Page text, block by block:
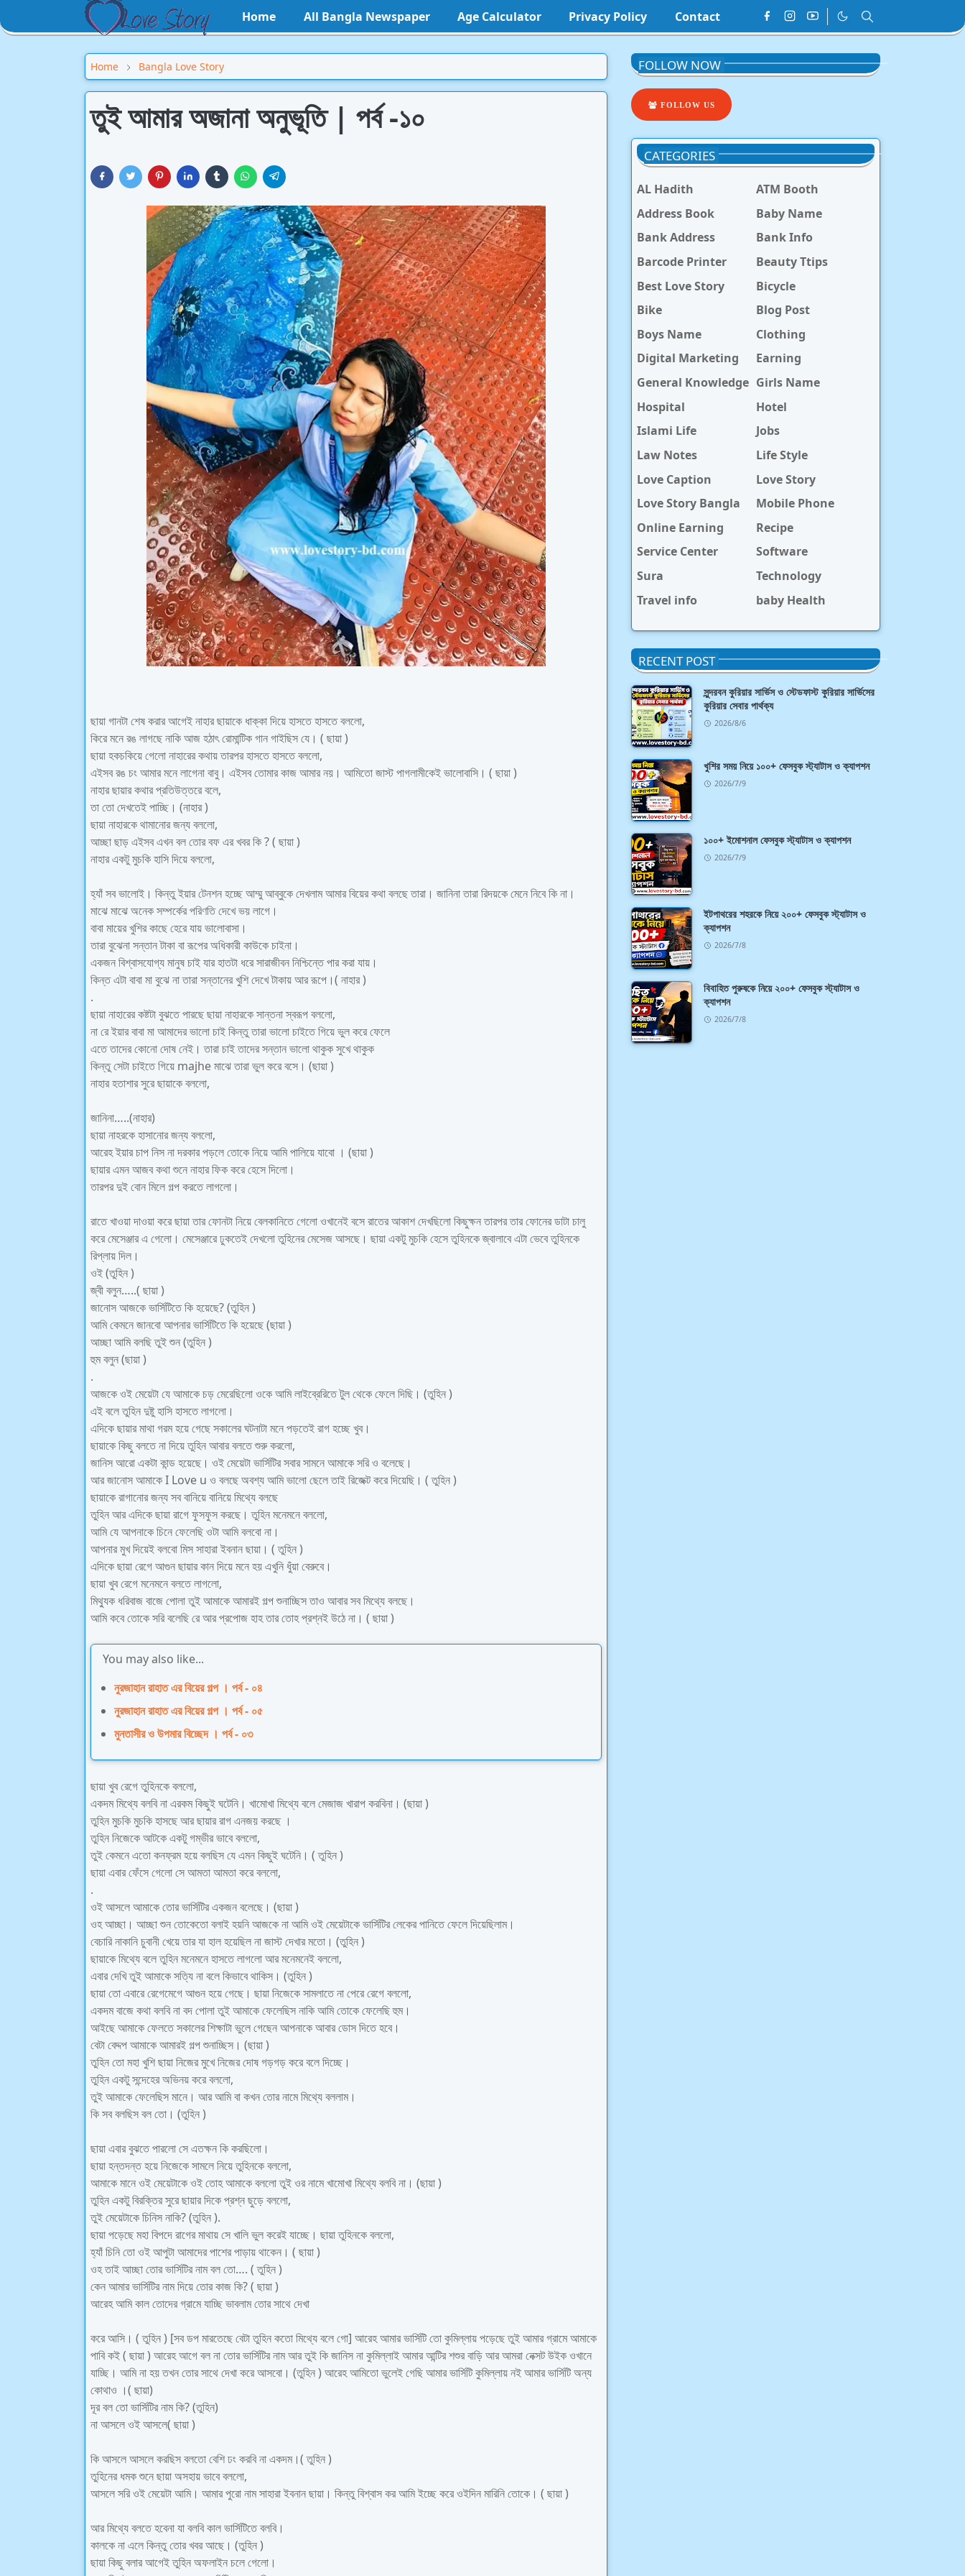
Home All Bangla Newspaper Age Calculator Privacy Policy Contact
Home Bangla Love Story
তুই আমার অজানা অনুভূতি | পর্ব -১০
ছায়া গানটা শেষ করার আগেই নাহার ছায়াকে ধাক্কা দিয়ে হাসতে হাসতে বললো,
কিরে মনে রঙ লাগছে নাকি আজ হঠাৎ রোমান্টিক গান গাইছিস যে। ( ছায়া )
ছায়া হকচকিয়ে গেলো নাহারের কথায় তারপর হাসতে হাসতে বললো,
এইসব রঙ চং আমার মনে লাগেনা বাবু। এইসব তোমার কাজ আমার নয়। আমিতো জাস্ট পাগলামীকেই ভালোবাসি। ( ছায়া )
নাহার ছায়ার কথার প্রতিউত্তরে বলে,
তা তো দেখতেই পাচ্ছি। (নাহার )
ছায়া নাহারকে থামানোর জন্য বললো,
আচ্ছা ছাড় এইসব এখন বল তোর বফ এর খবর কি ? ( ছায়া )
নাহার একটু মুচকি হাসি দিয়ে বললো,
হ্যাঁ সব ভালোই। কিন্তু ইয়ার টেনশন হচ্ছে আম্মু আব্বুকে দেখলাম আমার বিয়ের কথা বলছে তারা। জানিনা তারা রিদয়কে মেনে নিবে কি না।
মাঝে মাঝে অনেক সম্পর্কের পরিণতি দেখে ভয় লাগে।
বাবা মায়ের খুশির কাছে হেরে যায় ভালোবাসা।
তারা বুঝেনা সন্তান টাকা বা রূপের অধিকারী কাউকে চাইনা।
একজন বিশ্বাসযোগ্য মানুষ চাই যার হাতটা ধরে সারাজীবন নিশ্চিন্তে পার করা যায়।
কিন্ত এটা বাবা মা বুঝে না তারা সন্তানের খুশি দেখে টাকায় আর রূপে।( নাহার )
.
ছায়া নাহারের কষ্টটা বুঝতে পারছে ছায়া নাহারকে সান্তনা স্বরূপ বললো,
না রে ইয়ার বাবা মা আমাদের ভালো চাই কিন্তু তারা ভালো চাইতে গিয়ে ভুল করে ফেলে
এতে তাদের কোনো দোষ নেই। তারা চাই তাদের সন্তান ভালো থাকুক সুখে থাকুক
কিন্তু সেটা চাইতে গিয়ে majhe মাঝে তারা ভুল করে বসে। (ছায়া )
নাহার হতাশার সুরে ছায়াকে বললো,
জানিনা…..(নাহার)
ছায়া নাহরকে হাসানোর জন্য বললো,
আরেহ ইয়ার চাপ নিস না দরকার পড়লে তোকে নিয়ে আমি পালিয়ে যাবো । (ছায়া )
ছায়ার এমন আজব কথা শুনে নাহার ফিক করে হেসে দিলো।
তারপর দুই বোন মিলে গল্প করতে লাগলো।
রাতে খাওয়া দাওয়া করে ছায়া তার ফোনটা নিয়ে বেলকানিতে গেলো ওখানেই বসে রাতের আকাশ দেখছিলো কিছুক্ষন তারপর তার ফোনের ডাটা চালু
করে মেসেঞ্জার এ গেলো। মেসেঞ্জারে ঢুকতেই দেখলো তুহিনের মেসেজ আসছে। ছায়া একটু মুচকি হেসে তুহিনকে জ্বালাবে এটা ভেবে তুহিনকে
রিপ্লায় দিল।
ওই (তুহিন )
জ্বী বলুন…..( ছায়া )
জানোস আজকে ভার্সিটিতে কি হয়েছে? (তুহিন )
আমি কেমনে জানবো আপনার ভার্সিটিতে কি হয়েছে (ছায়া )
আচ্ছা আমি বলছি তুই শুন (তুহিন )
হুম বলুন (ছায়া )
.
আজকে ওই মেয়েটা যে আমাকে চড় মেরেছিলো ওকে আমি লাইব্রেরিতে টুল থেকে ফেলে দিছি। (তুহিন )
এই বলে তুহিন দুষ্টু হাসি হাসতে লাগলো।
এদিকে ছায়ার মাথা গরম হয়ে গেছে সকালের ঘটনাটা মনে পড়তেই রাগ হচ্ছে খুব।
ছায়াকে কিছু বলতে না দিয়ে তুহিন আবার বলতে শুরু করলো,
জানিস আরো একটা কান্ড হয়েছে। ওই মেয়েটা ভার্সিটির সবার সামনে আমাকে সরি ও বলেছে।
আর জানোস আমাকে I Love u ও বলছে অবশ্য আমি ভালো ছেলে তাই রিজেক্ট করে দিয়েছি। ( তুহিন )
ছায়াকে রাগানোর জন্য সব বানিয়ে বানিয়ে মিথ্যে বলছে
তুহিন আর এদিকে ছায়া রাগে ফুসফুস করছে। তুহিন মনেমনে বললো,
আমি যে আপনাকে চিনে ফেলেছি ওটা আমি বলবো না।
আপনার মুখ দিয়েই বলবো মিস সাহারা ইবনান ছায়া। ( তুহিন )
এদিকে ছায়া রেগে আগুন ছায়ার কান দিয়ে মনে হয় এখুনি ধুঁয়া বেরুবে।
ছায়া খুব রেগে মনেমনে বলতে লাগলো,
মিথ্যুক ধরিবাজ বাজে পোলা তুই আমাকে আমারই গল্প শুনাচ্ছিস তাও আবার সব মিথ্যে বলছে।
আমি কবে তোকে সরি বলেছি রে আর প্রপোজ হাহ তার তোহ প্রশ্নই উঠে না। ( ছায়া )
You may also like...
নুরজাহান রাহাত এর বিয়ের গল্প । পর্ব - ০৪
নুরজাহান রাহাত এর বিয়ের গল্প । পর্ব - ০৫
মুনতাসীর ও উপমার বিচ্ছেদ । পর্ব - ০৩
ছায়া খুব রেগে তুহিনকে বললো,
একদম মিথ্যে বলবি না এরকম কিছুই ঘটেনি। খামোখা মিথ্যে বলে মেজাজ খারাপ করবিনা। (ছায়া )
তুহিন মুচকি মুচকি হাসছে আর ছায়ার রাগ এনজয় করছে ।
তুহিন নিজেকে আটকে একটু গম্ভীর ভাবে বললো,
তুই কেমনে এতো কনফ্রম হয়ে বলছিস যে এমন কিছুই ঘটেনি। ( তুহিন )
ছায়া এবার ফেঁসে গেলো সে আমতা আমতা করে বললো,
.
ওই আসলে আমাকে তোর ভার্সিটির একজন বলেছে। (ছায়া )
ওহ আচ্ছা। আচ্ছা শুন তোকেতো বলাই হয়নি আজকে না আমি ওই মেয়েটাকে ভার্সিটির লেকের পানিতে ফেলে দিয়েছিলাম।
বেচারি নাকানি চুবানী খেয়ে তার যা হাল হয়েছিল না জাস্ট দেখার মতো। (তুহিন )
ছায়াকে মিথ্যে বলে তুহিন মনেমনে হাসতে লাগলো আর মনেমনেই বললো,
এবার দেখি তুই আমাকে সত্যি না বলে কিভাবে থাকিস। (তুহিন )
ছায়া তো এবারে রেগেমেগে আগুন হয়ে গেছে। ছায়া নিজেকে সামলাতে না পেরে রেগে বললো,
একদম বাজে কথা বলবি না বদ পোলা তুই আমাকে ফেলেছিস নাকি আমি তোকে ফেলেছি হুম।
আইছে আমাকে ফেলতে সকালের শিক্ষাটা ভুলে গেছেন আপনাকে আবার ডোস দিতে হবে।
বেটা বেদ্দপ আমাকে আমারই গল্প শুনাচ্ছিস। (ছায়া )
তুহিন তো মহা খুশি ছায়া নিজের মুখে নিজের দোষ গড়গড় করে বলে দিচ্ছে।
তুহিন একটু সন্দেহের অভিনয় করে বললো,
তুই আমাকে ফেলেছিস মানে। আর আমি বা কখন তোর নামে মিথ্যে বললাম।
কি সব বলছিস বল তো। (তুহিন )
ছায়া এবার বুঝতে পারলো সে এতক্ষন কি করছিলো।
ছায়া হন্তদন্ত হয়ে নিজেকে সামলে নিয়ে তুহিনকে বললো,
আমাকে মানে ওই মেয়েটাকে ওই তোহ আমাকে বললো তুই ওর নামে খামোখা মিথ্যে বলবি না। (ছায়া )
তুহিন একটু বিরক্তির সুরে ছায়ার দিকে প্রশ্ন ছুড়ে বললো,
তুই মেয়েটাকে চিনিস নাকি? (তুহিন ).
ছায়া পড়েছে মহা বিপদে রাগের মাথায় সে খালি ভুল করেই যাচ্ছে। ছায়া তুহিনকে বললো,
হ্যাঁ চিনি তো ওই আপুটা আমাদের পাশের পাড়ায় থাকেন। ( ছায়া )
ওহ তাই আচ্ছা তোর ভার্সিটির নাম বল তো…. ( তুহিন )
কেন আমার ভার্সিটির নাম দিয়ে তোর কাজ কি? ( ছায়া )
আরেহ আমি কাল তোদের গ্রামে যাচ্ছি ভাবলাম তোর সাথে দেখা
করে আসি। ( তুহিন ) [সব ডপ মারতেছে বেটা তুহিন কতো মিথ্যে বলে গো] আরেহ আমার ভার্সিটি তো কুমিল্লায় পড়েছে তুই আমার গ্রামে আমাকে
পাবি কই ( ছায়া ) আরেহ আগে বল না তোর ভার্সিটির নাম আর তুই কি জানিস না কুমিল্লাই আমার আন্টির শশুর বাড়ি আর আমরা নেক্সট উইক ওখানে
যাচ্ছি। আমি না হয় তখন তোর সাথে দেখা করে আসবো। (তুহিন ) আরেহ আমিতো ভুলেই গেছি আমার ভার্সিটি কুমিল্লায় নই আমার ভার্সিটি অন্য
কোথাও ।( ছায়া)
দূর বল তো ভার্সিটির নাম কি? (তুহিন)
না আসলে ওই আসলে( ছায়া )
কি আসলে আসলে করছিস বলতো বেশি ঢং করবি না একদম।( তুহিন )
তুহিনের ধমক শুনে ছায়া অসহায় ভাবে বললো,
আসলে সরি ওই মেয়েটা আমি। আমার পুরো নাম সাহারা ইবনান ছায়া। কিন্তু বিশ্বাস কর আমি ইচ্ছে করে ওইদিন মারিনি তোকে। ( ছায়া )
আর মিথ্যে বলতে হবেনা যা বলবি কাল ভার্সিটিতে বলবি।
কালকে না এলে কিন্তু তোর খবর আছে। (তুহিন )
ছায়া কিছু বলার আগেই তুহিন অফলাইন চলে গেলো।
FOLLOW NOW
FOLLOW US
CATEGORIES
AL Hadith
ATM Booth
Address Book
Baby Name
Bank Address
Bank Info
Barcode Printer
Beauty Ttips
Best Love Story
Bicycle
Bike
Blog Post
Boys Name
Clothing
Digital Marketing
Earning
General Knowledge Girls Name
Hospital
Hotel
Islami Life
Jobs
Law Notes
Life Style
Love Caption
Love Story
Love Story Bangla
Mobile Phone
Online Earning
Recipe
Service Center
Software
Sura
Technology
Travel info
baby Health
RECENT POST
সুন্দরবন কুরিয়ার সার্ভিস ও স্টেডফাস্ট কুরিয়ার সার্ভিসের
কুরিয়ার সেবার পার্থক্য
2026/8/6
খুশির সময় নিয়ে ১০০+ ফেসবুক স্ট্যাটাস ও ক্যাপশন
2026/7/9
১০০+ ইমোশনাল ফেসবুক স্ট্যাটাস ও ক্যাপশন
2026/7/9
ইটপাথরের শহরকে নিয়ে ২০০+ ফেসবুক স্ট্যাটাস ও
ক্যাপশন
2026/7/8
বিবাহিত পুরুষকে নিয়ে ২০০+ ফেসবুক স্ট্যাটাস ও
ক্যাপশন
2026/7/8